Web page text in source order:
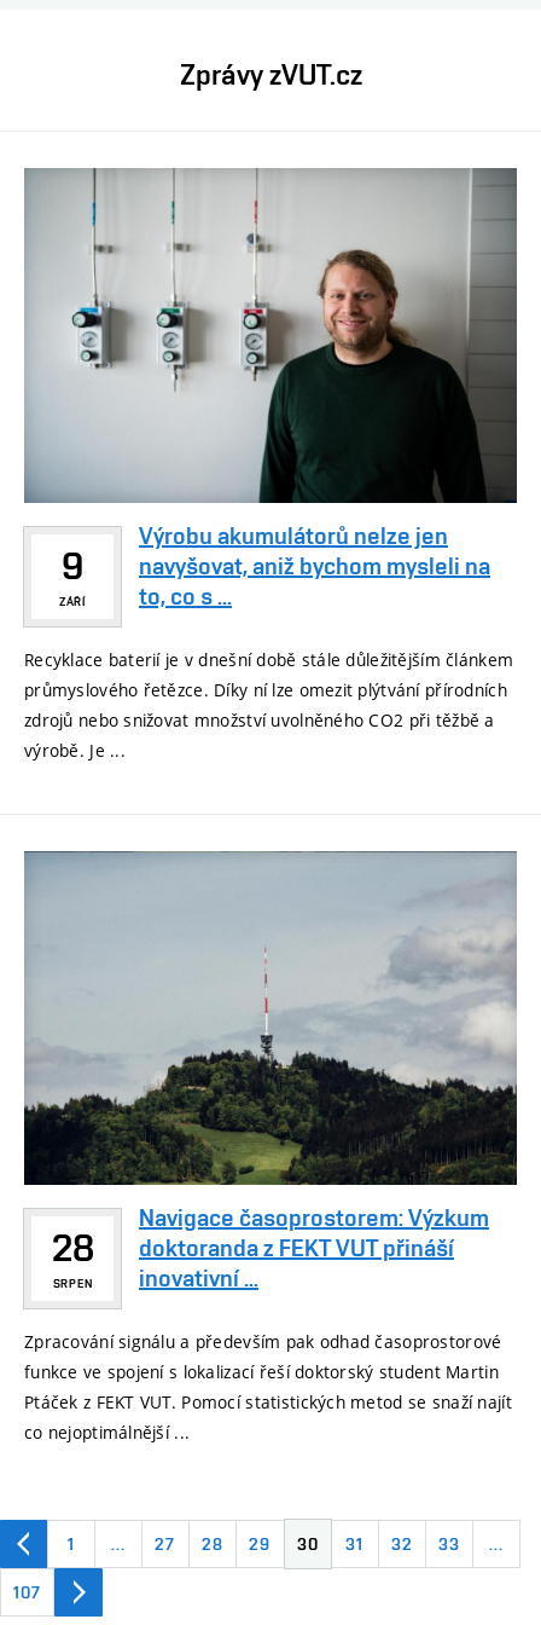
Zprávy zVUT.cz
9
ZÁŘÍ
Výrobu akumulátorů nelze jen
navyšovat, aniž bychom mysleli na
to, co s ...
Recyklace baterií je v dnešní době stále důležitějším článkem
průmyslového řetězce. Díky ní lze omezit plýtvání přírodních
zdrojů nebo snižovat množství uvolněného CO2 při těžbě a
výrobě. Je ...
28
SRPEN
Navigace časoprostorem: Výzkum
doktoranda z FEKT VUT přináší
inovativní ...
Zpracování signálu a především pak odhad časoprostorové
funkce ve spojení s lokalizací řeší doktorský student Martin
Ptáček z FEKT VUT. Pomocí statistických metod se snaží najít
co nejoptimálnější ...
1 … 27 28 29 30 31 32 33 …
107